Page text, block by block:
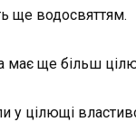
ще водосвяттям.
ще більш
у цілющі